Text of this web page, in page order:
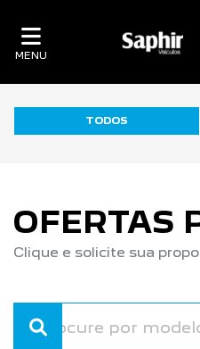
MENU
TODOS
OFERTAS
Clique e solicite sua